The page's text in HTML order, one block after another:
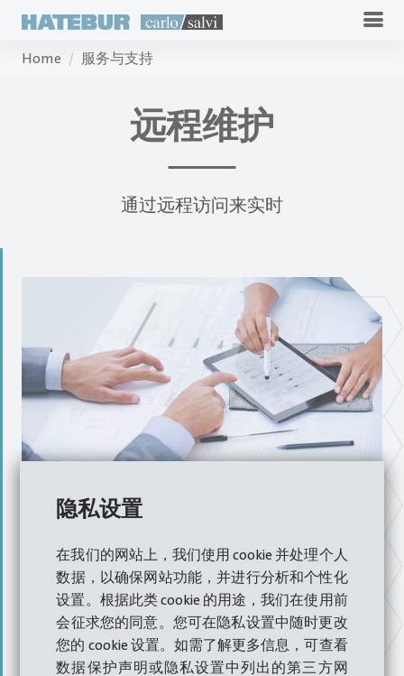
隐私设置
在我们的网站上，我们使用 cookie 并处理个人
数据，以确保网站功能，并进行分析和个性化
设置。根据此类 cookie 的用途，我们在使用前
会征求您的同意。您可在隐私设置中随时更改
您的 cookie 设置。如需了解更多信息，可查看
数据保护声明或隐私设置中列出的第三方网
Home 服务与支持
远程维护
通过远程访问来实时
快速反应有助于降低成本
由于能够通过远程访问来实时访问系统，因此可防止长时
间停工，并可远距离解决新出现的问题或执行维护工作。
借助合适的软件并对机床和硬件进行相应调整，远程访问
和远程维护可提供迈向工业 4.0时代的金钥匙。这提高了